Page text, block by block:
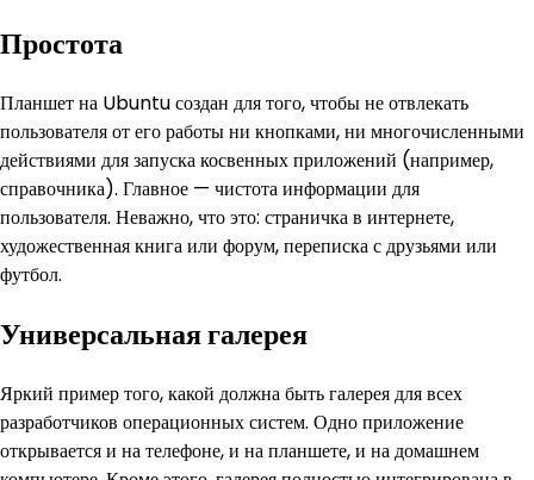
Простота
Планшет на Ubuntu создан для того, чтобы не отвлекать
пользователя от его работы ни кнопками, ни многочисленными
действиями для запуска косвенных приложений (например,
справочника). Главное — чистота информации для
пользователя. Неважно, что это: страничка в интернете,
художественная книга или форум, переписка с друзьями или
футбол.
Универсальная галерея
Яркий пример того, какой должна быть галерея для всех
разработчиков операционных систем. Одно приложение
открывается и на телефоне, и на планшете, и на домашнем